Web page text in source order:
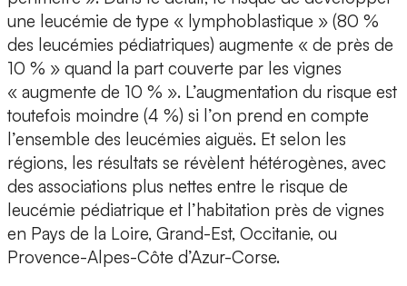
une leucémie de type « lymphoblastique » (80 %
des leucémies pédiatriques) augmente « de près de
10 % » quand la part couverte par les vignes
« augmente de 10 % ». L’augmentation du risque est
toutefois moindre (4 %) si l’on prend en compte
l’ensemble des leucémies aiguës. Et selon les
régions, les résultats se révèlent hétérogènes, avec
des associations plus nettes entre le risque de
leucémie pédiatrique et l’habitation près de vignes
en Pays de la Loire, Grand-Est, Occitanie, ou
Provence-Alpes-Côte d’Azur-Corse.